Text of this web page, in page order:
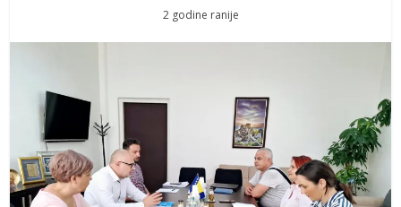
2 godine ranije